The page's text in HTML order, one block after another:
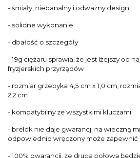
- śmiały, niebanalny i odważny design
- solidne wykonanie
- dbałość o szczegóły
- 19g ciężaru sprawia, że jest lżejszy od
fryzjerskich przyrządów
- rozmiar grzebyka 4,5 cm x 1,0 cm,
2,2 cm
- kompatybilny ze wszystkimi kluczami
- brelok nie daje gwarancji na wieczną
odpowiednio wręczony może zapewnić
- 100% gwarancji, że druga połowa